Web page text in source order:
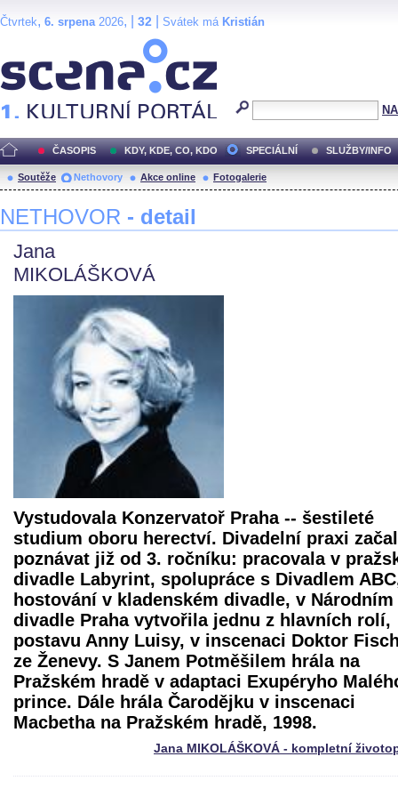
Čtvrtek, 6. srpena2026, | 32 Svátek má Kristián
ČASOPIS KDY, KDE, CO, KDO SPECIÁLNÍ SLUŽBY/INFO
Soutěže Nethovory Akce online Fotogalerie
NETHOVOR - detail
Jana
MIKOLÁŠKOVÁ
Vystudovala Konzervatoř Praha -- šestileté
studium oboru herectví. Divadelní praxi
poznávat již od 3. ročníku: pracovala v
divadle Labyrint, spolupráce s Divadlem
hostování v kladenském divadle, v Národním
divadle Praha vytvořila jednu z hlavních rolí,
postavu Anny Luisy, v inscenaci Doktor
ze Ženevy. S Janem Potměšilem hrála na
Pražském hradě v adaptaci Exupéryho
prince. Dále hrála Čarodějku v inscenaci
Macbethana Pražském hradě, 1998.
Jana MIKOLÁŠKOVÁ - kompletní